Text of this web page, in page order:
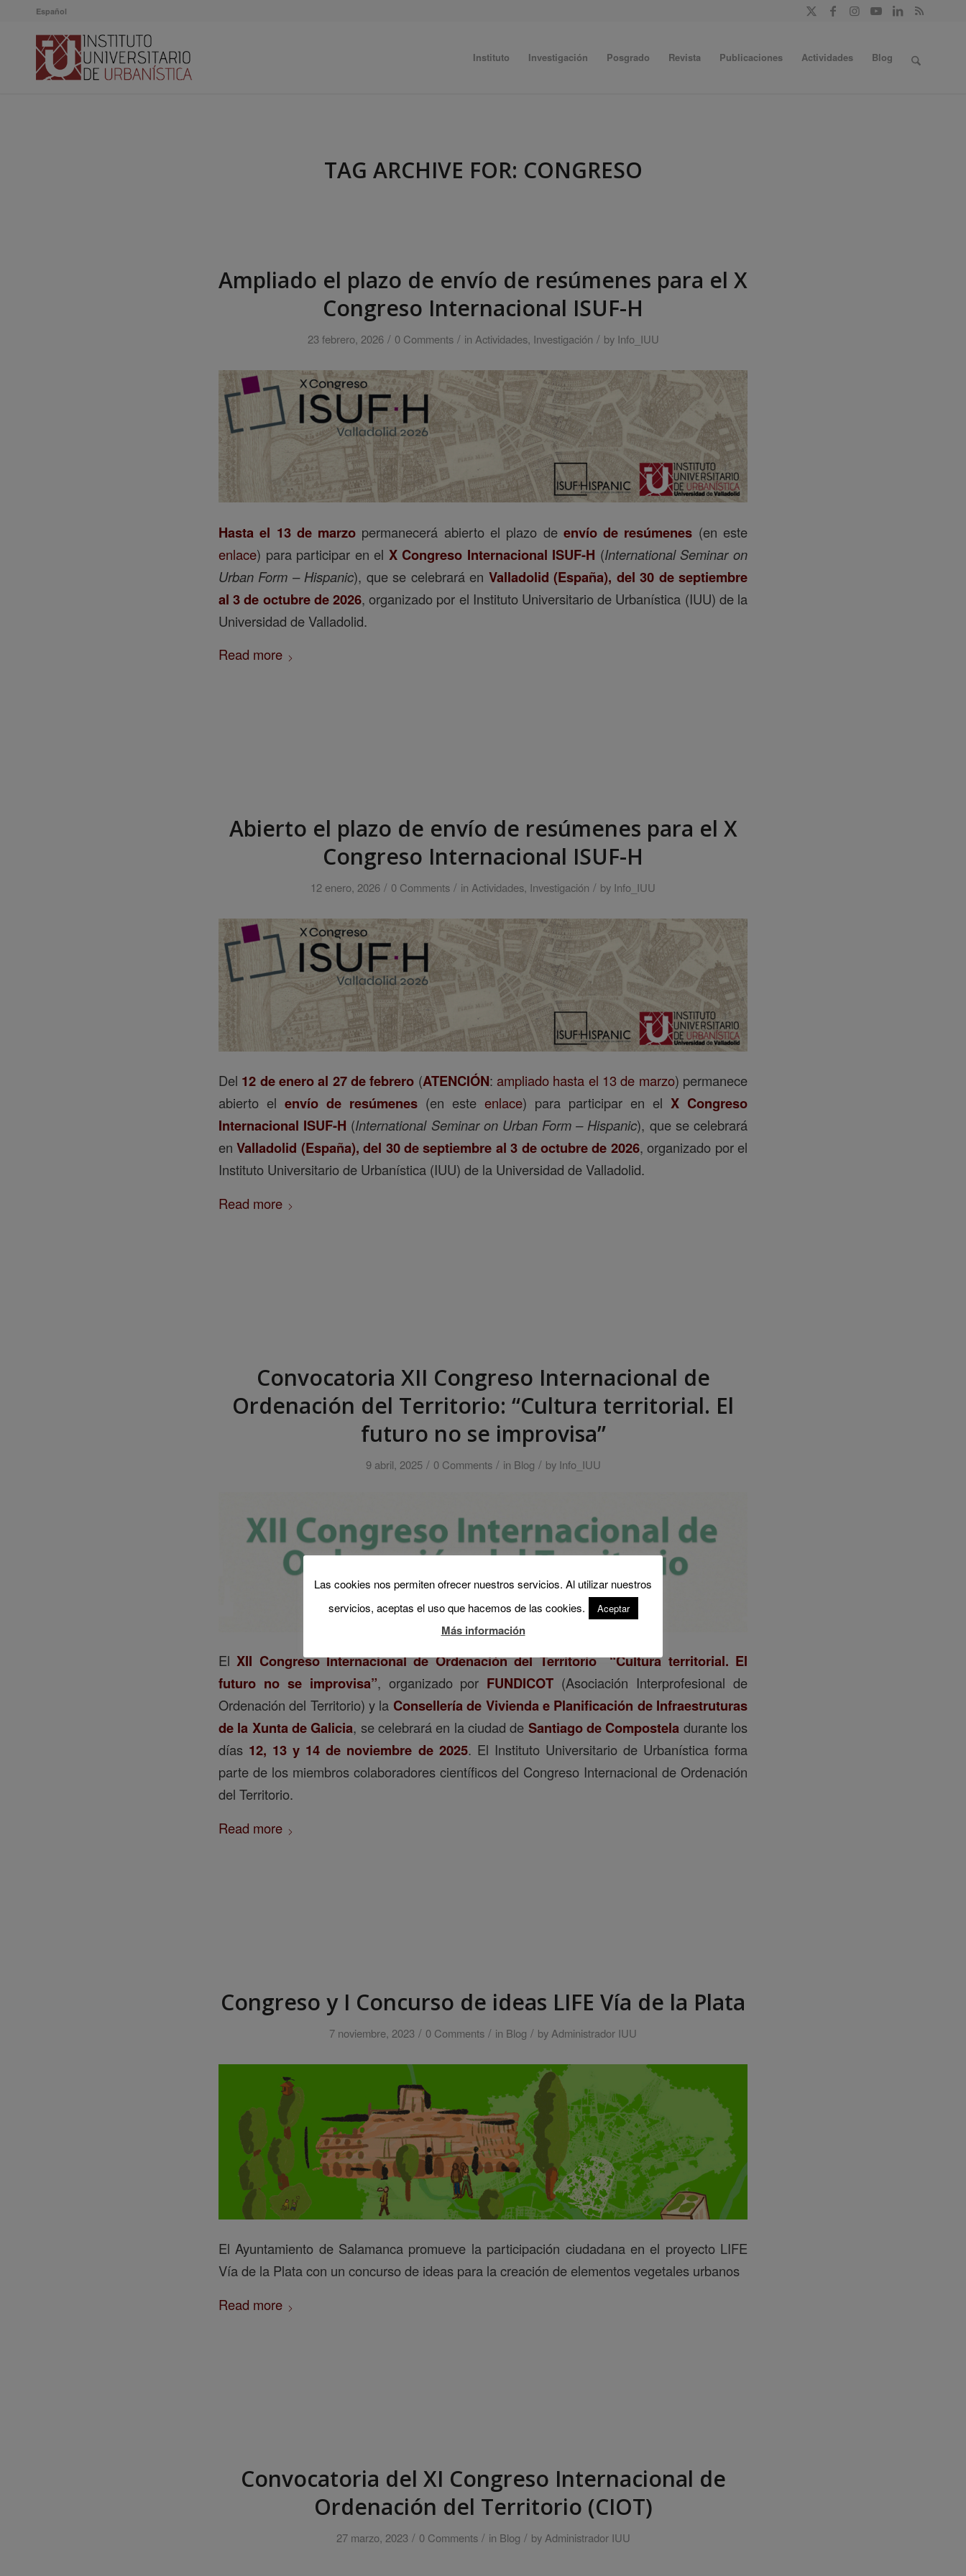
Español
Instituto Investigación Posgrado Revista Publicaciones Actividades Blog
TAG ARCHIVE FOR: CONGRESO
Ampliado el plazo de envío de resúmenes para el X
Congreso Internacional ISUF-H
23 febrero, 2026 / 0 Comments / in Actividades, Investigación / by Info_IUU
Hasta el 13 de marzo permanecerá abierto el plazo de envío de resúmenes (en este
enlace) para participar en el X Congreso Internacional ISUF-H (International Seminar on
Urban Form – Hispanic), que se celebrará en Valladolid (España), del 30 de septiembre
al 3 de octubre de 2026, organizado por el Instituto Universitario de Urbanística (IUU) de la
Universidad de Valladolid.
Read more
Abierto el plazo de envío de resúmenes para el X
Congreso Internacional ISUF-H
12 enero, 2026 / 0 Comments / in Actividades, Investigación / by Info_IUU
Del 12 de enero al 27 de febrero (ATENCIÓN: ampliado hasta el 13 de marzo) permanece
abierto el envío de resúmenes (en este enlace) para participar en el X Congreso
Internacional ISUF-H (International Seminar on Urban Form – Hispanic), que se celebrará
enValladolid (España), del 30 de septiembre al 3 de octubre de 2026, organizado por el
Instituto Universitario de Urbanística (IUU) de la Universidad de Valladolid.
Read more
Convocatoria XII Congreso Internacional de
Ordenación del Territorio: “Cultura territorial. El
futuro no se improvisa”
9 abril, 2025 / 0 Comments / in Blog / by Info_IUU
El XII Congreso Internacional de Ordenación del Territorio
“Cultura territorial. El
futuro no se improvisa”, organizado por FUNDICOT (Asociación Interprofesional de
Ordenación del Territorio) y la Consellería de Vivienda e Planificación de Infraestruturas
de la Xunta de Galicia, se celebrará en la ciudad de Santiago de Compostela durante los
días 12, 13 y 14 de noviembre de 2025. El Instituto Universitario de Urbanística forma
parte de los miembros colaboradores científicos del Congreso Internacional de Ordenación
del Territorio.
Read more
Congreso y I Concurso de ideas LIFE Vía de la Plata
7 noviembre, 2023 / 0 Comments / in Blog / by Administrador IUU
El Ayuntamiento de Salamanca promueve la participación ciudadana en el proyecto LIFE
Vía de la Plata con un concurso de ideas para la creación de elementos vegetales urbanos
Read more
Convocatoria del XI Congreso Internacional de
Ordenación del Territorio (CIOT)
27 marzo, 2023 / 0 Comments / in Blog / by Administrador IUU
Las cookies nos permiten ofrecer nuestros servicios. Al utilizar nuestros
servicios, aceptas el uso que hacemos de las cookies.
Aceptar
Más información